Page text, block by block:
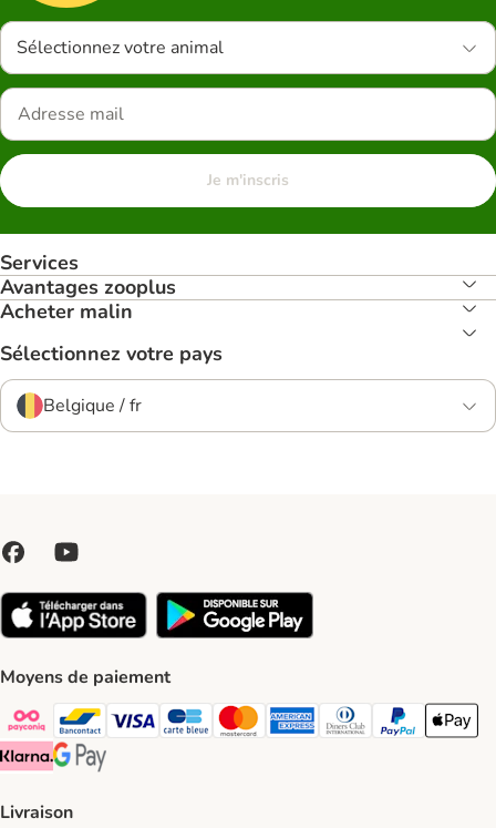
Sélectionnez votre animal
Je m'inscris
Services
Avantages zooplus
Acheter malin
Sélectionnez votre pays
Belgique / fr
Moyens de paiement
Payconiq Payment Method
bancontact Payment Method
Visa Payment Method
carte bleue Payment Method
Master card Payment Method
American express Payment
Diners club Payment
Paypal Payment
Apple
Klarna Payment Method
Google Pay Payment Method
Livraison